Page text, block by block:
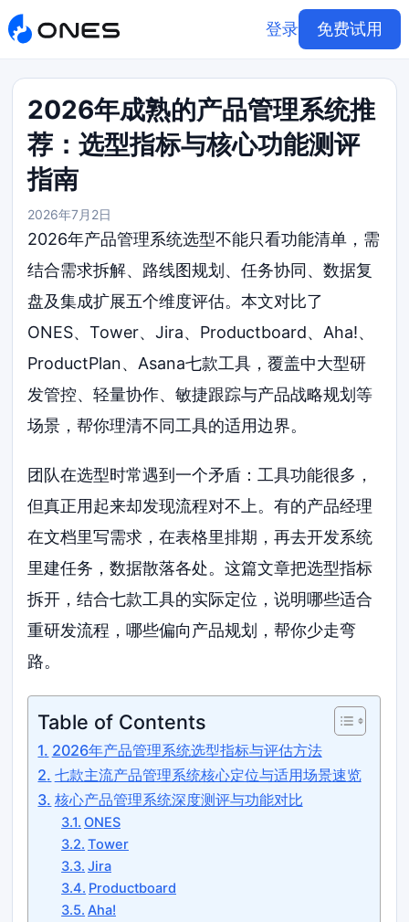
登录 免费试用
2026年成熟的产品管理系统推
荐：选型指标与核心功能测评
指南
2026年7月2日
2026年产品管理系统选型不能只看功能清单，需
结合需求拆解、路线图规划、任务协同、数据复
盘及集成扩展五个维度评估。本文对比了
ONES、Tower、Jira、Productboard、Aha!、
ProductPlan、Asana七款工具，覆盖中大型研
发管控、轻量协作、敏捷跟踪与产品战略规划等
场景，帮你理清不同工具的适用边界。
团队在选型时常遇到一个矛盾：工具功能很多，
但真正用起来却发现流程对不上。有的产品经理
在文档里写需求，在表格里排期，再去开发系统
里建任务，数据散落各处。这篇文章把选型指标
拆开，结合七款工具的实际定位，说明哪些适合
重研发流程，哪些偏向产品规划，帮你少走弯
路。
Table of Contents
2026年产品管理系统选型指标与评估方法
七款主流产品管理系统核心定位与适用场景速览
核心产品管理系统深度测评与功能对比
ONES
Tower
Jira
Productboard
Aha!